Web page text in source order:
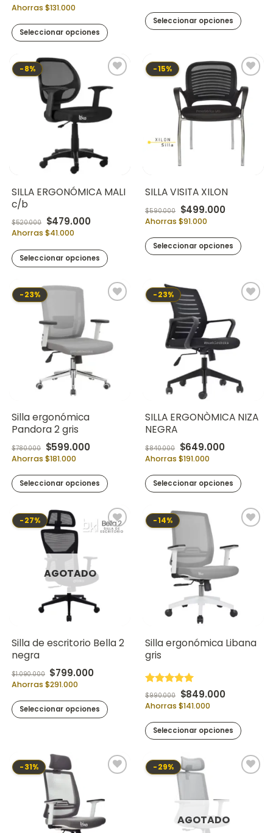
Ahorras $131.000
Seleccionar opciones
Seleccionar opciones
-8%
SILLA ERGONÓMICA MALI
c/b
$520.000 Original price was: $520.000.
$479.000Current price is: $479.000.
Ahorras $41.000
Seleccionar opciones
-15%
SILLA VISITA XILON
$590.000 Original price was:
$499.000Current
Ahorras $91.000
Seleccionar opciones
-23%
Silla ergonómica
Pandora 2 gris
$780.000 Original price was: $780.000.
$599.000Current price is: $599.000.
Ahorras $181.000
Seleccionar opciones
-23%
SILLA ERGONÒMICA NIZA
NEGRA
$840.000 Original price was:
$649.000Current
Ahorras $191.000
Seleccionar opciones
-27%
AGOTADO
Silla de escritorio Bella 2
negra
$1.090.000 Original price was: $1.090.000.
$799.000Current price is: $799.000.
Ahorras $291.000
Seleccionar opciones
-14%
Silla ergonómica Libana
gris
Valorado en
5de 5
$990.000 Original price was:
$849.000Current
Ahorras $141.000
Seleccionar opciones
-31% -29%
AGOTADO